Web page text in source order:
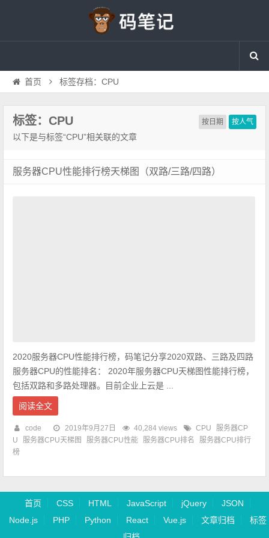
首页 标签存档：CPU
按日期 按人气
标签：CPU
以下是与标签“CPU”相关联的文章
服务器CPU性能排行榜天梯图（双路/三路/四路）
2020服务器CPU性能排行榜，码笔记分享2020双路、三路及四路
服务器CPU的性能排名： 2020年服务器CPU天梯图性能排行榜，
包括双路和多路处理器。目前企业上云是 ...
阅读全文
code 2019年9月27日 40,284 views CPU
服务器CP
U
服务器CPU天梯图 服务器CPU性能 服务器CPU排名
服务器CPU排行
榜
首页 CSS HTML JavaScript jQuery
JSON
Node.js
PHP Python React Vue.js 文章归档
标签